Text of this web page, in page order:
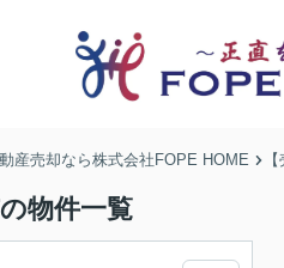
産売却なら株式会社FOPE HOME
物件一覧